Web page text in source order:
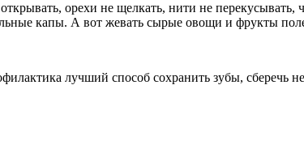
орехи не щелкать, нити не
капы. А вот жевать сырые овощи и фрукты
лучший способ сохранить зубы, сберечь